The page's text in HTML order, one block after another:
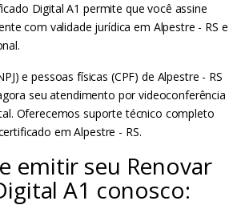
Digital A1 permite que você assine
com validade jurídica em Alpestre - RS e
e pessoas físicas (CPF) de Alpestre - RS
seu atendimento por videoconferência
Oferecemos suporte técnico completo
em Alpestre - RS.
emitir seu Renovar
A1 conosco: